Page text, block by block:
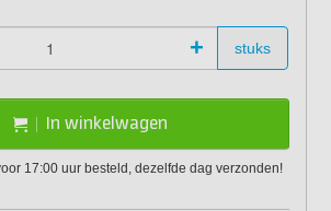
+ stuks
In winkelwagen
17:00 uur besteld, dezelfde dag verzonden!